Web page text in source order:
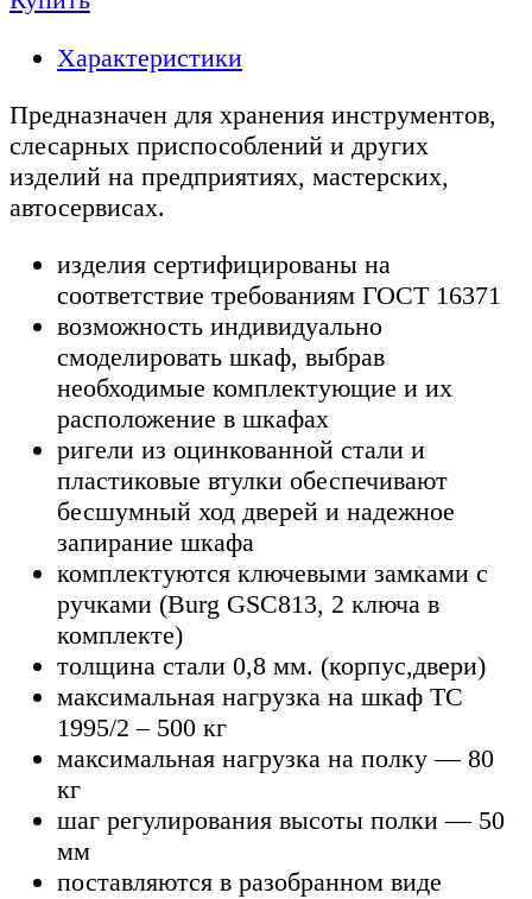
Характеристики
Предназначен для хранения инструментов,
слесарных приспособлений и других
изделий на предприятиях, мастерских,
автосервисах.
изделия сертифицированы на
соответствие требованиям ГОСТ 16371
возможность индивидуально
смоделировать шкаф, выбрав
необходимые комплектующие и их
расположение в шкафах
ригели из оцинкованной стали и
пластиковые втулки обеспечивают
бесшумный ход дверей и надежное
запирание шкафа
комплектуются ключевыми замками с
ручками (Burg GSC813, 2 ключа в
комплекте)
толщина стали 0,8 мм. (корпус,двери)
максимальная нагрузка на шкаф ТС
1995/2 – 500 кг
максимальная нагрузка на полку — 80
кг
шаг регулирования высоты полки — 50
мм
поставляются в разобранном виде